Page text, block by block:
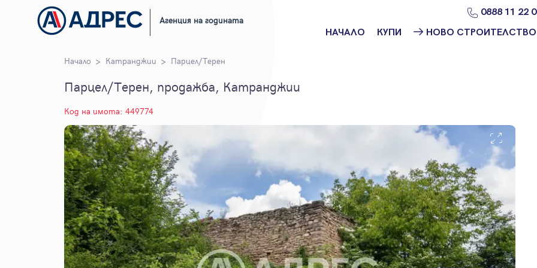
Агенция на годината
0888 11 22
НАЧАЛО КУПИ НОВО СТРОИТЕЛСТВО
Ново
строителство
Пловдив
Ново
строителство
Бургас
Проекти ново
строителство
Начало Катранджии Парцел/Терен
Парцел/Терен, продажба, Катранджии
Код на имота: 449774